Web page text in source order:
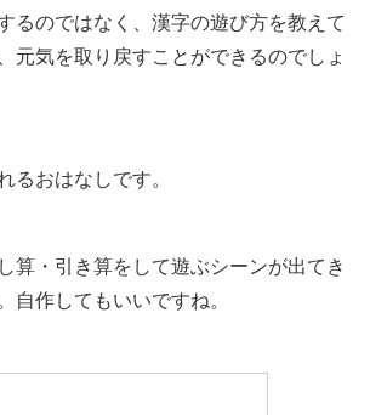
るのではなく、漢字の遊び方を教えて
元気を取り戻すことができるのでしょ
るおはなしです。
算・引き算をして遊ぶシーンが出てき
自作してもいいですね。